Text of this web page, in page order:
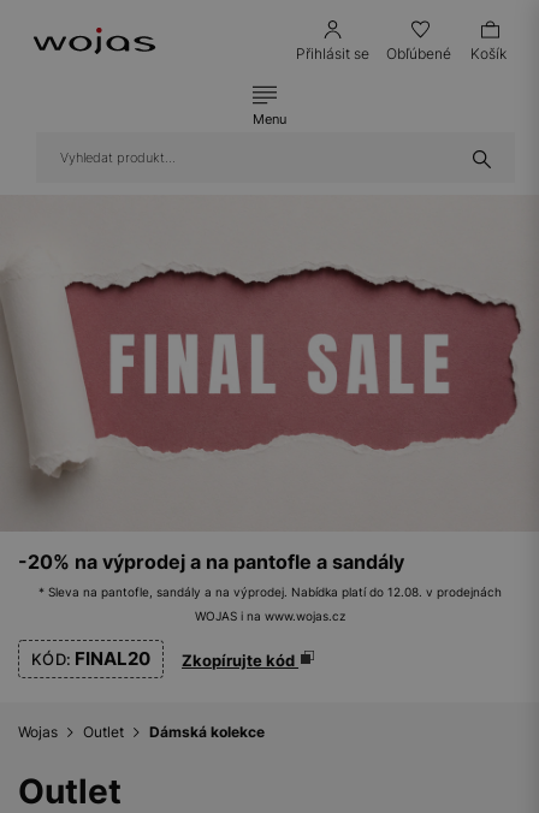
Přihlásit se Obľúbené Košík
Menu
-20% na výprodej a na pantofle a sandály
* Sleva na pantofle, sandály a na výprodej. Nabídka platí do 12.08. v prodejnách
WOJAS i na www.wojas.cz
KÓD: FINAL20 Zkopírujte kód
Wojas Outlet Dámská kolekce
Outlet